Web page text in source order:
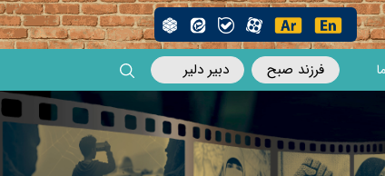
فرزند صبح دبیر دلیر